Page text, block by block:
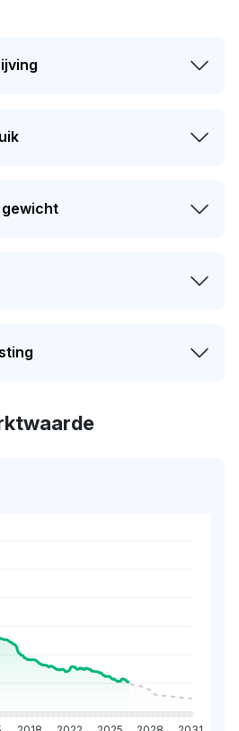
deze auto stabiliteit en comfort.
2027. De marktwaarde van deze
geschat op